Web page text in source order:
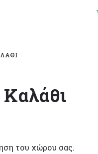
του χώρου σας.